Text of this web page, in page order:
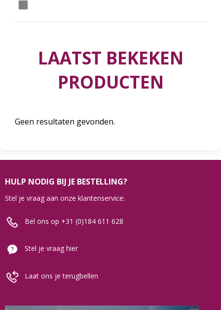
LAATST BEKEKEN
PRODUCTEN
Geen resultaten gevonden.
HULP NODIG BIJ JE BESTELLING?
Stel je vraag aan onze klantenservice:
Bel ons op +31 (0)184 611 628
Stel je vraag hier
Laat ons je terugbellen